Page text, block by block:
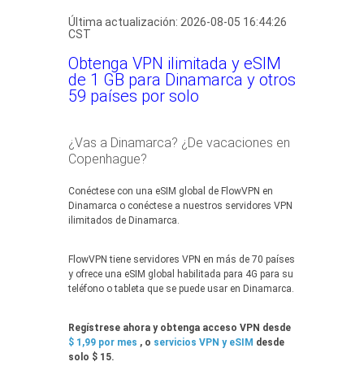
Última actualización: 2026-08-05 16:44:26
CST
Obtenga VPN ilimitada y eSIM
de 1 GB para Dinamarca y otros
59 países por solo
¿Vas a Dinamarca? ¿De vacaciones en
Copenhague?
Conéctese con una eSIM global de FlowVPN en
Dinamarca o conéctese a nuestros servidores VPN
ilimitados de Dinamarca.
FlowVPN tiene servidores VPN en más de 70 países
y ofrece una eSIM global habilitada para 4G para su
teléfono o tableta que se puede usar en Dinamarca.
Regístrese ahora y obtenga acceso VPN desde
$ 1,99 por mes , o servicios VPN y eSIM desde
solo $ 15.